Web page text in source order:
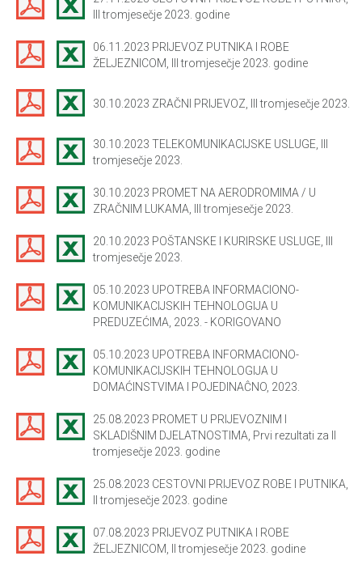
III tromjesečje 2023. godine
06.11.2023 PRIJEVOZ PUTNIKA I ROBE
ŽELJEZNICOM, III tromjesečje 2023. godine
30.10.2023 ZRAČNI PRIJEVOZ, III tromjesečje 2023.
30.10.2023 TELEKOMUNIKACIJSKE USLUGE, III
tromjesečje 2023.
30.10.2023 PROMET NA AERODROMIMA / U
ZRAČNIM LUKAMA, III tromjesečje 2023.
20.10.2023 POŠTANSKE I KURIRSKE USLUGE, III
tromjesečje 2023.
05.10.2023 UPOTREBA INFORMACIONO-
KOMUNIKACIJSKIH TEHNOLOGIJA U
PREDUZEĆIMA, 2023. - KORIGOVANO
05.10.2023 UPOTREBA INFORMACIONO-
KOMUNIKACIJSKIH TEHNOLOGIJA U
DOMAĆINSTVIMA I POJEDINAĈNO, 2023.
25.08.2023 PROMET U PRIJEVOZNIM I
SKLADIŠNIM DJELATNOSTIMA, Prvi rezultati za II
tromjesečje 2023. godine
25.08.2023 CESTOVNI PRIJEVOZ ROBE I PUTNIKA,
II tromjesečje 2023. godine
07.08.2023 PRIJEVOZ PUTNIKA I ROBE
ŽELJEZNICOM, II tromjesečje 2023. godine